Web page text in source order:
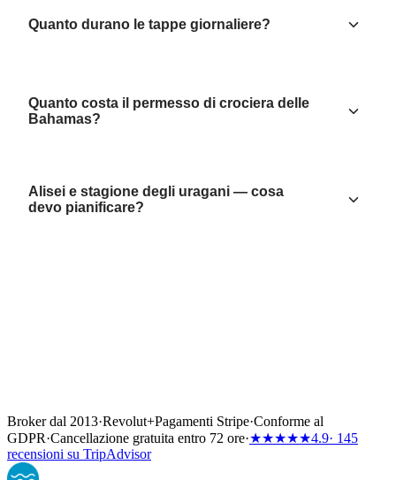
Quanto durano le tappe giornaliere?
Quanto costa il permesso di crociera delle
Bahamas?
Alisei e stagione degli uragani — cosa
devo pianificare?
Broker dal 2013·Revolut+Pagamenti Stripe·Conforme al
GDPR·Cancellazione gratuita entro 72 ore·★★★★★4.9· 145
recensioni su TripAdvisor